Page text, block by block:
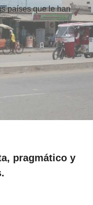
países que le han
pragmático y